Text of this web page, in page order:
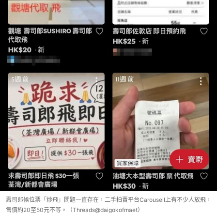
壽司郎候位票「炒飛」問題一直存在，二手拍賣平台Carousell上有不少人放飛，
售價約20至50元不等。（Threads@daigokofmaet）